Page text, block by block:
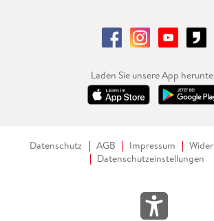
Laden Sie unsere App
Datenschutz AGB Impressum
Datenschutzeinstellungen